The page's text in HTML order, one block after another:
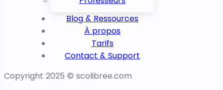
Blog & Ressources
À propos
Tarifs
Contact & Support
Copyright 2025 © scolibree.com